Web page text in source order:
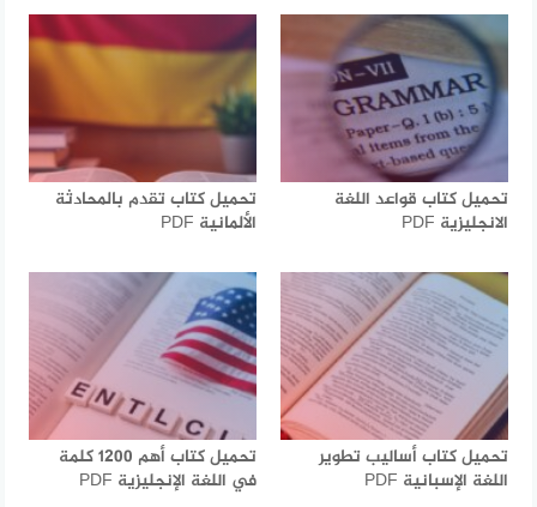
تحميل كتاب قواعد اللغة
الانجليزية PDF
تحميل كتاب تقدم بالمحادثة
الألمانية PDF
تحميل كتاب أساليب تطوير
اللغة الإسبانية PDF
تحميل كتاب أهم 1200 كلمة
في اللغة الإنجليزية PDF